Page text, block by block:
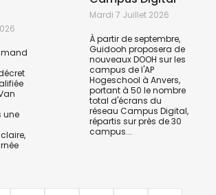
une
Mardi 7 Juillet 2026
À partir de septembre,
Guidooh proposera de
nouveaux DOOH sur les
campus de l'AP
Hogeschool à Anvers,
portant à 50 le nombre
total d'écrans du
réseau Campus Digital,
répartis sur près de 30
campus...